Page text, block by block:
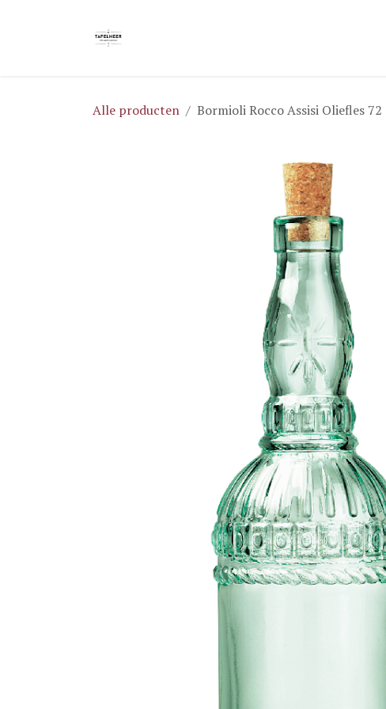
Alle producten Bormioli Rocco Assisi Oliefles 72